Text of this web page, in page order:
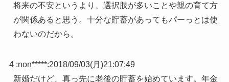
将来の不安というより、選択肢が多いことや親の育て方
が関係あると思う。十分な貯蓄があってもパーっとは使
わないのだから。
4 :non*****:2018/09/03(月)21:07:49
新婚だけど、真っ先に老後の貯蓄を始めています。年金